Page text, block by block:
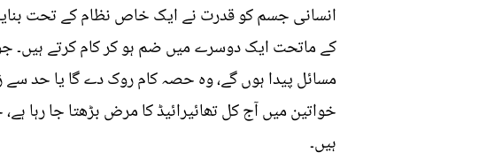
انسانی جسم کو قدرت نے ایک خاص نظام کے تحت
کے ماتحت ایک دوسرے میں ضم ہو کر کام کرتے ہیں۔
مسائل پیدا ہوں گے، وہ حصہ کام روک دے گا یا حد سے
خواتین میں آج کل تھائیرائیڈ کا مرض بڑھتا جا رہا
ہیں۔